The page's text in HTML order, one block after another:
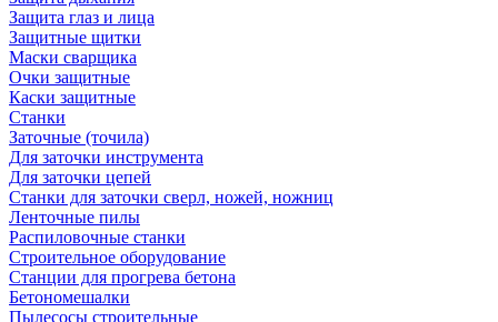
Защита глаз и лица
Защитные щитки
Маски сварщика
Очки защитные
Каски защитные
Станки
Заточные (точила)
Для заточки инструмента
Для заточки цепей
Станки для заточки сверл, ножей, ножниц
Ленточные пилы
Распиловочные станки
Строительное оборудование
Станции для прогрева бетона
Бетономешалки
Пылесосы строительные